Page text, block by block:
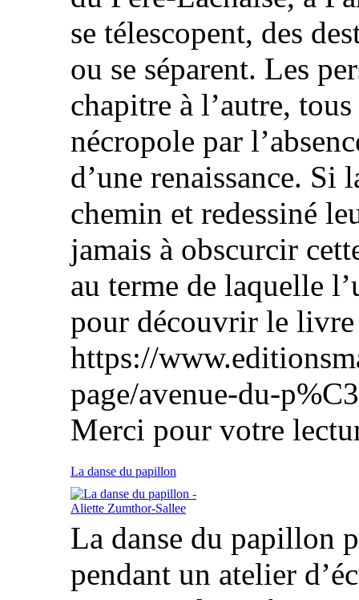
se télescopent, des
ou se séparent. Les
chapitre à l’autre,
nécropole par
d’une renaissance.
chemin et redessiné
jamais à obscurcir
au terme de laquelle
pour découvrir le
https://
page/avenue-du-
Merci pour votre
La danse du papillon
La danse du papillon
pendant un atelier